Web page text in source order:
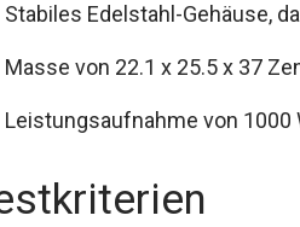
Stabiles Edelstahl-Gehäuse,
Masse von 22.1 x 25.5 x 37
Leistungsaufnahme von